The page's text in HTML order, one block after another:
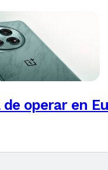
de operar en